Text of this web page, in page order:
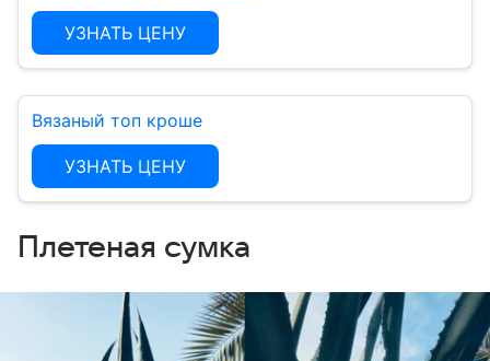
УЗНАТЬ ЦЕНУ
Вязаный топ кроше
УЗНАТЬ ЦЕНУ
Плетеная сумка